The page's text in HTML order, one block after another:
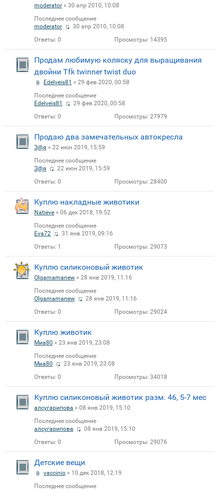
moderator » 30 апр 2010, 10:08
Последнее сообщение
moderator
30 апр 2010, 10:08
Ответы: 0 Просмотры: 14395
Продам любимую коляску для выращивания
двойни Tfk twinner twist duo
Edelveis81 » 29 фев 2020, 00:58
Последнее сообщение
Edelveis81
29 фев 2020, 00:58
Ответы: 0 Просмотры: 27979
Продаю два замечательных автокресла
З@я » 22 июн 2019, 15:59
Последнее сообщение
З@я
22 июн 2019, 15:59
Ответы: 0 Просмотры: 28400
Куплю накладные животики
Natieve » 06 дек 2018, 19:52
Последнее сообщение
Eva72
31 янв 2019, 09:16
Ответы: 1 Просмотры: 29073
Куплю силиконовый животик
Olgamamanew » 28 янв 2019, 11:16
Последнее сообщение
Olgamamanew
28 янв 2019, 11:16
Ответы: 0 Просмотры: 29024
Куплю животик
Миа80 » 23 янв 2019, 23:08
Последнее сообщение
Миа80
23 янв 2019, 23:08
Ответы: 0 Просмотры: 34018
Куплю силиконовый животик разм. 46, 5-7 мес
алсугарипова » 08 янв 2019, 15:10
Последнее сообщение
алсугарипова
08 янв 2019, 15:10
Ответы: 0 Просмотры: 29076
Детские вещи
vaccinio » 10 дек 2018, 12:19
Последнее сообщение